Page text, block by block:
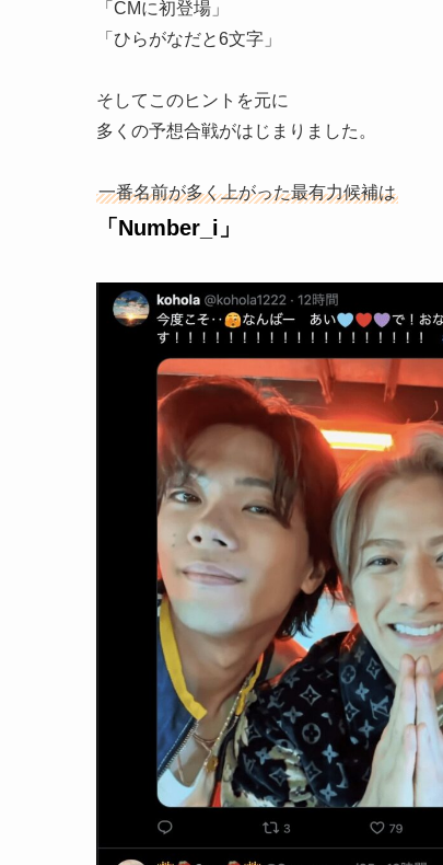
「CMに初登場」
「ひらがなだと6文字」
そしてこのヒントを元に
多くの予想合戦がはじまりました。
一番名前が多く上がった最有力候補は
「Number_i」